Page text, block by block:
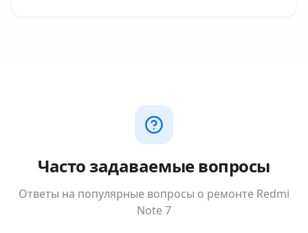
Часто задаваемые вопросы
Ответы на популярные вопросы о ремонте Redmi
Note 7